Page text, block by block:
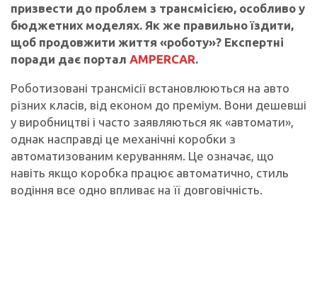
призвести до проблем з трансмісією, особливо у
бюджетних моделях. Як же правильно їздити,
щоб продовжити життя «роботу»? Експертні
поради дає портал AMPERCAR.
Роботизовані трансмісії встановлюються на авто
різних класів, від економ до преміум. Вони дешевші
у виробництві і часто заявляються як «автомати»,
однак насправді це механічні коробки з
автоматизованим керуванням. Це означає, що
навіть якщо коробка працює автоматично, стиль
водіння все одно впливає на її довговічність.